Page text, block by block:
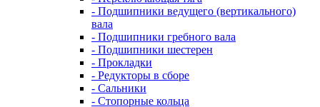
- Подшипники ведущего (вертикального)
вала
- Подшипники гребного вала
- Подшипники шестерен
- Прокладки
- Редукторы в сборе
- Сальники
- Стопорные кольца